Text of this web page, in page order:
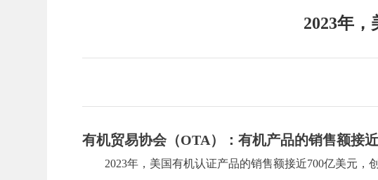
2023年
有机贸易协会（OTA）：有机产品的销售额接
2023年，美国有机认证产品的销售额接近700亿美元